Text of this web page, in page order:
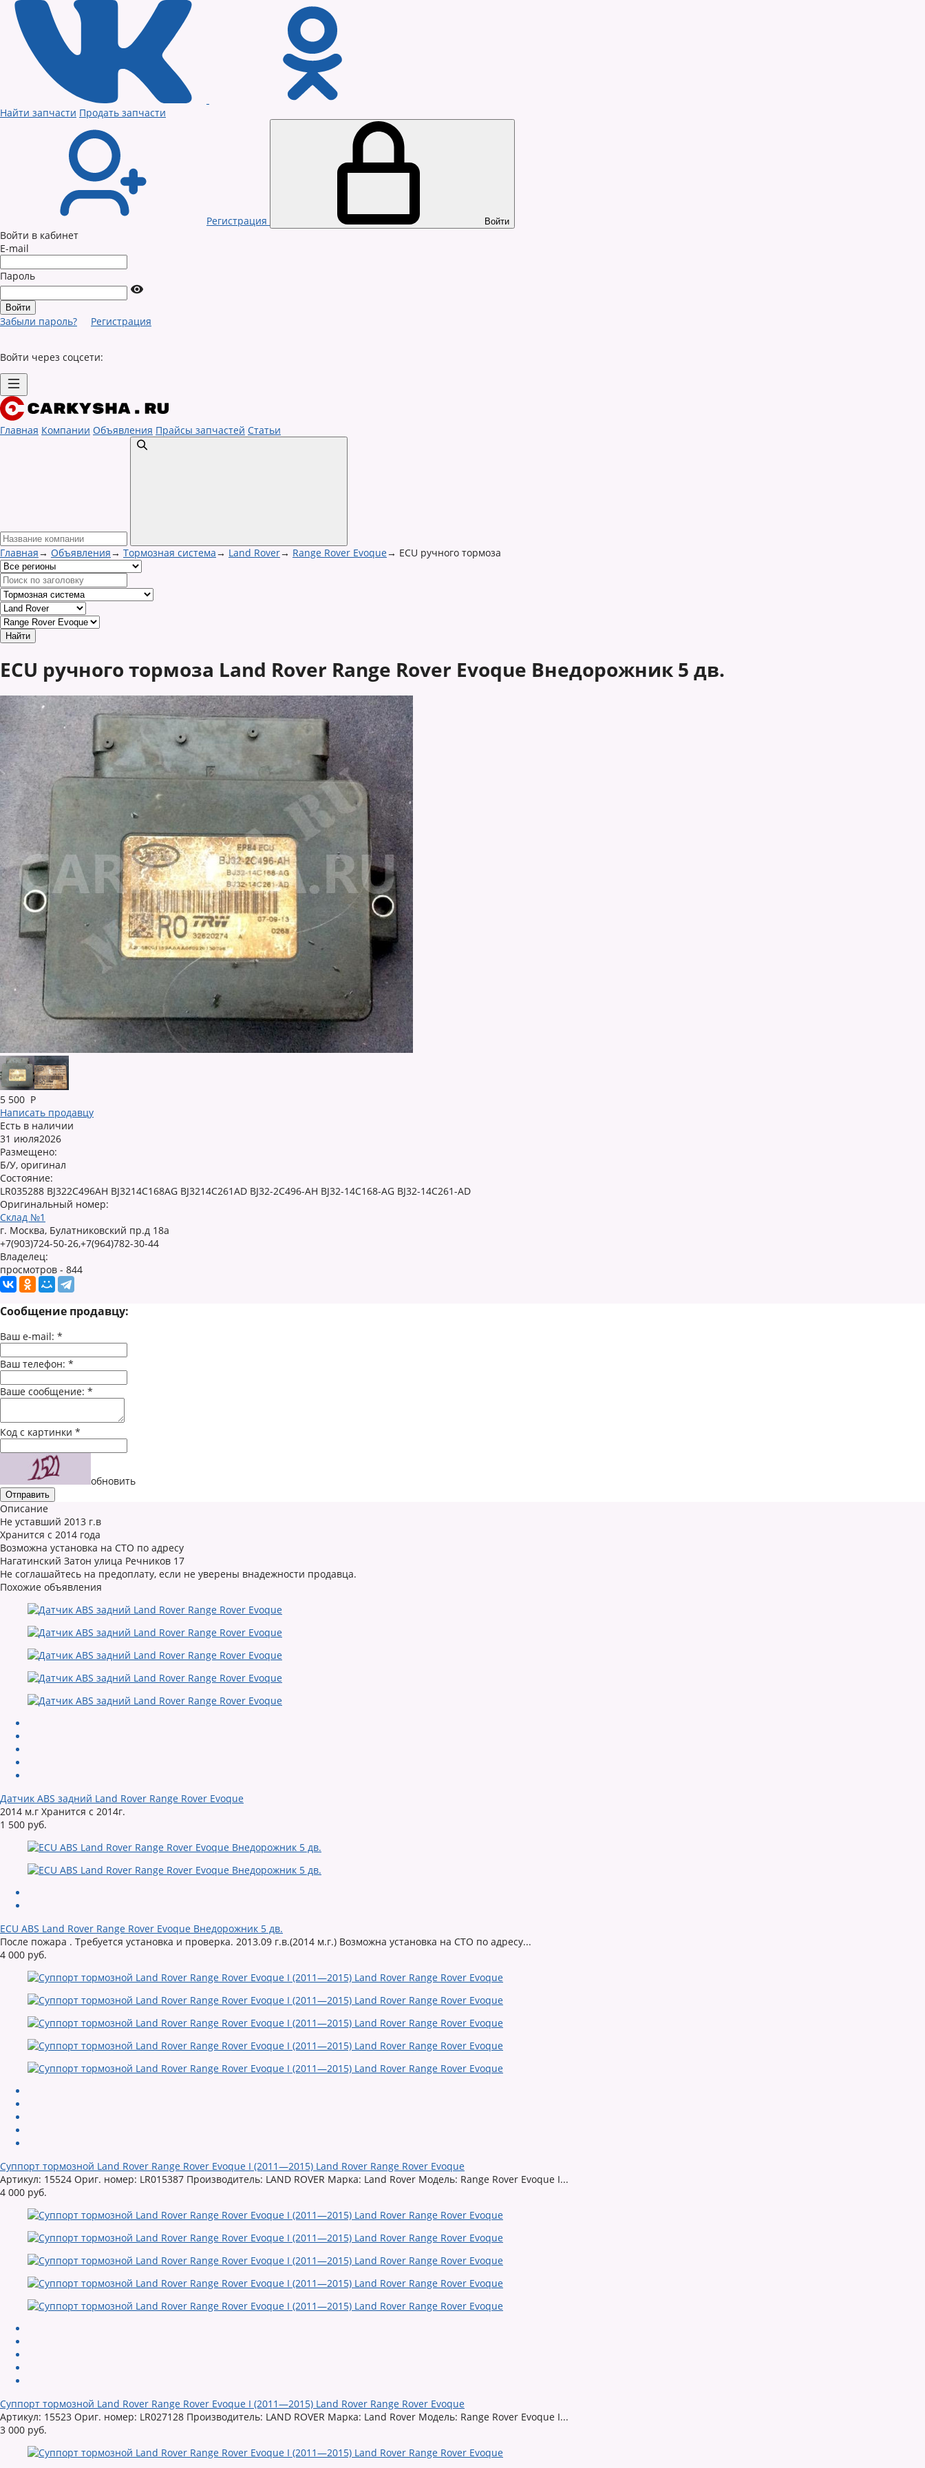
Найти запчасти Продать запчасти
Регистрация Войти
Войти в кабинет
E-mail
Пароль
Забыли пароль? Регистрация
Войти через соцсети:
Главная Компании Объявления Прайсы запчастей Статьи
Главная→ Объявления→ Тормозная система→ Land Rover→ Range Rover Evoque→ ECU ручного тормоза
ECU ручного тормоза Land Rover Range Rover Evoque Внедорожник 5 дв.
5 500 Р
Написать продавцу
Есть в наличии
31 июля2026
Размещено:
Б/У, оригинал
Состояние:
LR035288 BJ322C496AH BJ3214C168AG BJ3214C261AD BJ32-2C496-AH BJ32-14C168-AG BJ32-14C261-AD
Оригинальный номер:
Склад №1
г. Москва, Булатниковский пр.д 18а
+7(903)724-50-26,+7(964)782-30-44
Владелец:
просмотров - 844
Сообщение продавцу:
Ваш e-mail: *
Ваш телефон: *
Ваше сообщение: *
Код с картинки *
обновить
Описание
Не уставший 2013 г.в
Хранится с 2014 года
Возможна установка на СТО по адресу
Нагатинский Затон улица Речников 17
Не соглашайтесь на предоплату, если не уверены внадежности продавца.
Похожие объявления
Датчик ABS задний Land Rover Range Rover Evoque
2014 м.г Хранится с 2014г.
1 500 руб.
ECU ABS Land Rover Range Rover Evoque Внедорожник 5 дв.
После пожара . Требуется установка и проверка. 2013.09 г.в.(2014 м.г.) Возможна установка на СТО по адресу...
4 000 руб.
Суппорт тормозной Land Rover Range Rover Evoque I (2011—2015) Land Rover Range Rover Evoque
Артикул: 15524 Ориг. номер: LR015387 Производитель: LAND ROVER Марка: Land Rover Модель: Range Rover Evoque I...
4 000 руб.
Суппорт тормозной Land Rover Range Rover Evoque I (2011—2015) Land Rover Range Rover Evoque
Артикул: 15523 Ориг. номер: LR027128 Производитель: LAND ROVER Марка: Land Rover Модель: Range Rover Evoque I...
3 000 руб.